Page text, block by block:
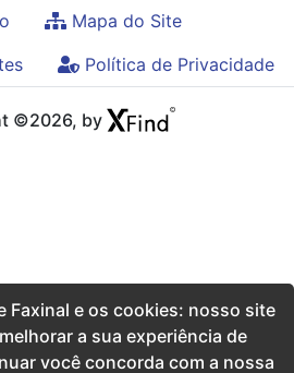
Mapa do Site
Política de Privacidade
©2026, by
Faxinal e os cookies: nosso site
a sua experiência de
você concorda com a nossa